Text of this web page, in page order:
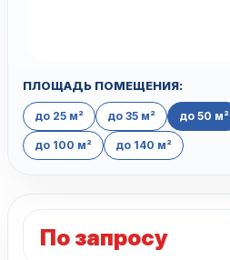
ПЛОЩАДЬ ПОМЕЩЕНИЯ:
до 25 м² до 35 м² до 50 м²
до 100 м² до 140 м²
По запросу